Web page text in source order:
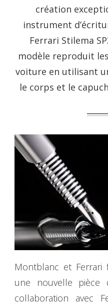
création
instrument
Ferrari Stilema
modèle reproduit
voiture en utilisant
le corps et le
Montblanc et
une nouvelle pièce
collaboration avec